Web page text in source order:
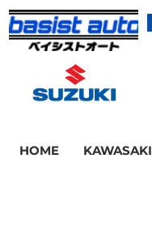
HOME KAWASAKI